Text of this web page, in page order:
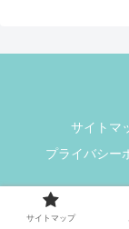
サイトマ
プライバシー
サイトマップ